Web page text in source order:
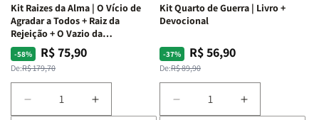
Kit Raizes da Alma | O Vício de
Agradar a Todos + Raiz da
Rejeição + O Vazio da
Insatisfação.
-58%
Preço
normal
De:R$ 179,70
Preço
promocional
R$ 75,90
Diminuir
Aumentar
Kit Quarto de Guerra | Livro +
Devocional
-37%
Preço
normal
De:R$ 89,90
Preço
promocional
R$ 56,90
Diminuir
Aumentar